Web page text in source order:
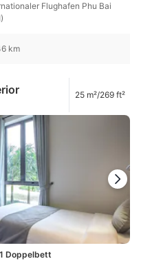
Flughafen Phu Bai
km
25 m²/269 ft²
1 Doppelbett